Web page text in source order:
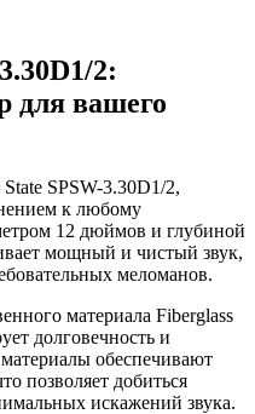
2:
для вашего
SPSW-3.30D1/2,
к любому
12 дюймов и глубиной
мощный и чистый звук,
меломанов.
материала Fiberglass
долговечность и
обеспечивают
позволяет добиться
искажений звука.